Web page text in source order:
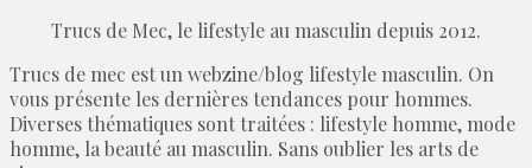
Trucs de Mec, le lifestyle au masculin depuis 2012.
Trucs de mec est un webzine/blog lifestyle masculin. On
vous présente les dernières tendances pour hommes.
Diverses thématiques sont traitées : lifestyle homme, mode
homme, la beauté au masculin. Sans oublier les arts de